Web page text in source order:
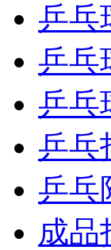
乒乓
乒乓
乒乓
乒乓
乒乓
成品